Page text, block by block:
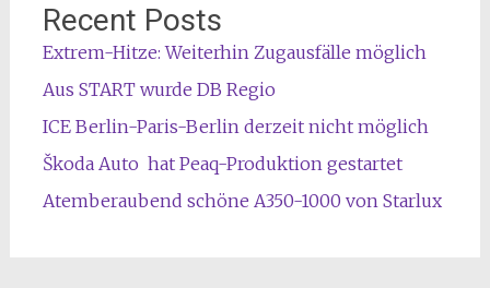
Recent Posts
Extrem-Hitze: Weiterhin Zugausfälle möglich
Aus START wurde DB Regio
ICE Berlin-Paris-Berlin derzeit nicht möglich
Škoda Auto hat Peaq-Produktion gestartet
Atemberaubend schöne A350-1000 von Starlux